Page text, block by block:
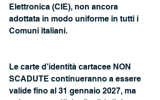
Elettronica (CIE), non ancora
adottata in modo uniforme in tutti i
Comuni italiani.
Le carte d’identità cartacee NON
SCADUTE continueranno a essere
valide fino al 31 gennaio 2027, ma